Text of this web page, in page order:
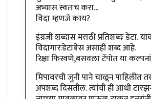
अभ्यास स्वतःच करा...
विदा म्हणजे काय?
इंग्रजी शब्दास मराठी प्रतिशब्दः डेटा.
विदागारःडेटाबेस असाही शब्द आहे.
रिक्षा फिरवणे,बसवला टेंपोत या
मिपावरची जुनी पाने चाळून पाहिलीत
अपशब्द दिसतील. त्यांची ही आधी